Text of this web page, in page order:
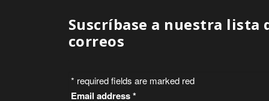
Suscríbase a nuestra lista
correos